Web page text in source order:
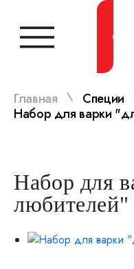
Главная \ Специи
Набор для варки
Набор для
любителей"